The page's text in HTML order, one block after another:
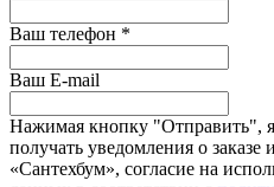
Ваш телефон *
Ваш E-mail
Нажимая кнопку "Отправить",
получать уведомления о
«Сантехбум», согласие на